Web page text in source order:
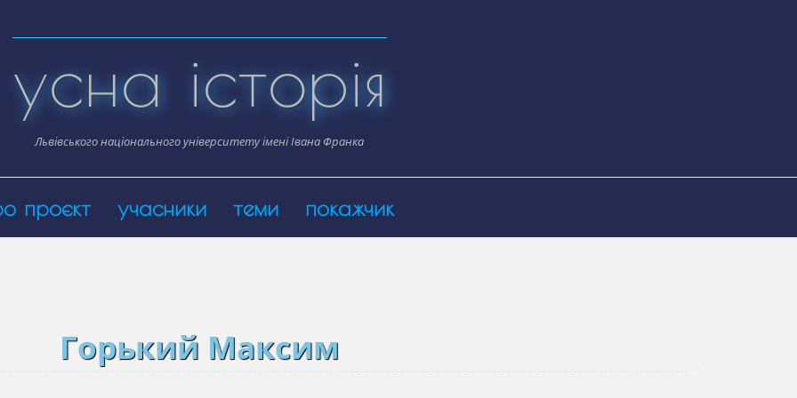
усна історія
Львівського національного університету імені Івана Франка
проєкт учасники теми покажчик
Горький Максим